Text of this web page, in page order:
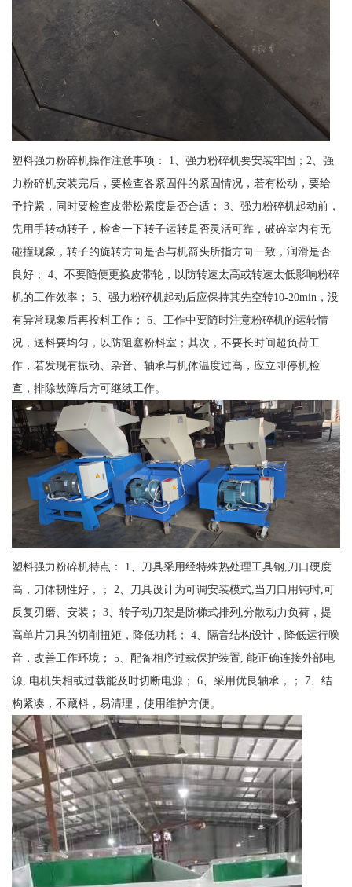
塑料强力粉碎机操作注意事项： 1、强力粉碎机要安装牢固；2、强
力粉碎机安装完后，要检查各紧固件的紧固情况，若有松动，要给
予拧紧，同时要检查皮带松紧度是否合适； 3、强力粉碎机起动前，
先用手转动转子，检查一下转子运转是否灵活可靠，破碎室内有无
碰撞现象，转子的旋转方向是否与机箭头所指方向一致，润滑是否
良好； 4、不要随便更换皮带轮，以防转速太高或转速太低影响粉碎
机的工作效率； 5、强力粉碎机起动后应保持其先空转10-20min，没
有异常现象后再投料工作； 6、工作中要随时注意粉碎机的运转情
况，送料要均匀，以防阻塞粉料室；其次，不要长时间超负荷工
作，若发现有振动、杂音、轴承与机体温度过高，应立即停机检
查，排除故障后方可继续工作。
塑料强力粉碎机特点： 1、刀具采用经特殊热处理工具钢,刀口硬度
高，刀体韧性好，； 2、刀具设计为可调安装模式,当刀口用钝时,可
反复刃磨、安装； 3、转子动刀架是阶梯式排列,分散动力负荷，提
高单片刀具的切削扭矩，降低功耗； 4、隔音结构设计，降低运行噪
音，改善工作环境； 5、配备相序过载保护装置, 能正确连接外部电
源, 电机失相或过载能及时切断电源； 6、采用优良轴承，； 7、结
构紧凑，不藏料，易清理，使用维护方便。